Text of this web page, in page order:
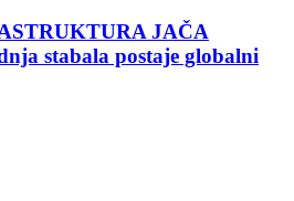
JAČA
stabala postaje globalni